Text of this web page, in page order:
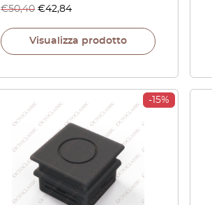
€50,40 €42,84
Visualizza prodotto
-15%